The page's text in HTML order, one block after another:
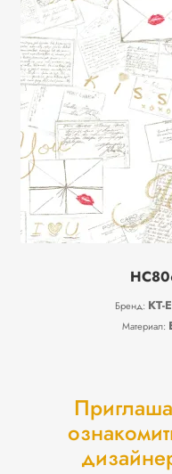
Бренд: KT-
Материал: